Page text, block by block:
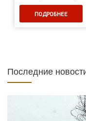
ПОДРОБНЕЕ
Последние